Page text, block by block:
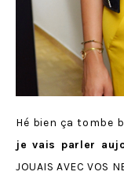
Hé bien ça tombe
je vais parler
JOUAIS AVEC VOS